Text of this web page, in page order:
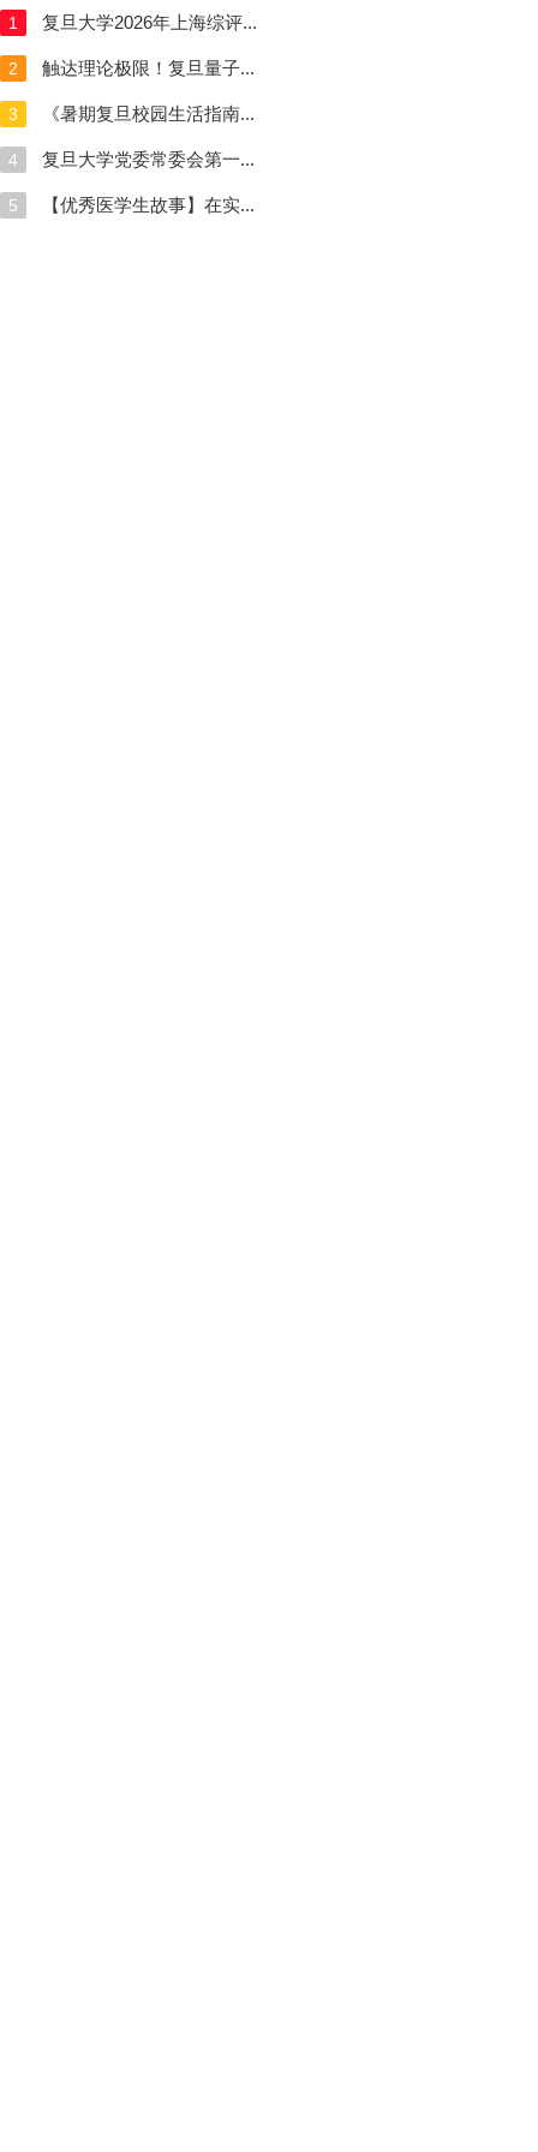
1 复旦大学2026年上海综评...
2 触达理论极限！复旦量子...
3 《暑期复旦校园生活指南...
4 复旦大学党委常委会第一...
5 【优秀医学生故事】在实...